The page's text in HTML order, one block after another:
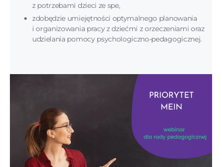
z potrzebami dzieci ze spe,
zdobędzie umiejętności optymalnego planowania
i organizowania pracy z dziećmi z orzeczeniami oraz
udzielania pomocy psychologiczno-pedagogicznej.